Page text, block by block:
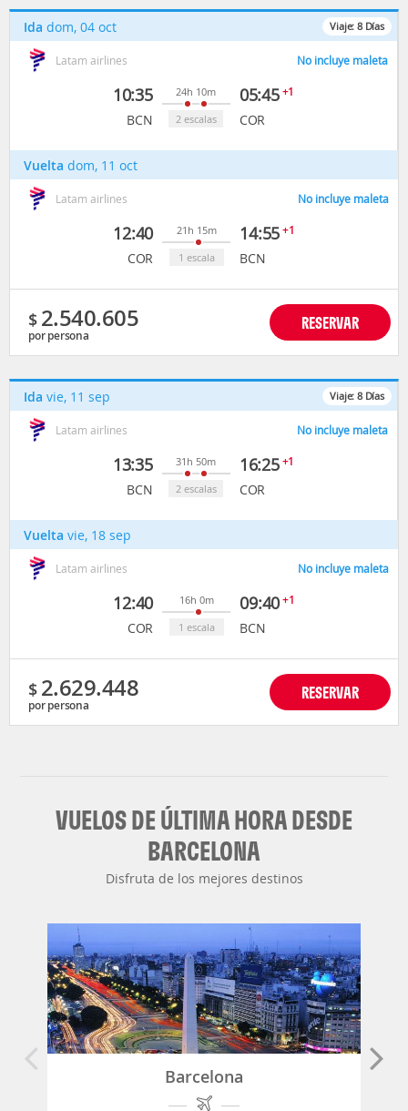
Viaje: 8 Días
Ida dom, 04 oct
Latam airlines No incluye maleta
10:35
BCN
24h 10m
2 escalas
05:45+1
COR
Vuelta dom, 11 oct
Latam airlines No incluye maleta
12:40
COR
21h 15m
1 escala
14:55+1
BCN
$ 2.540.605
por persona
RESERVAR
Viaje: 8 Días
Ida vie, 11 sep
Latam airlines No incluye maleta
13:35
BCN
31h 50m
2 escalas
16:25+1
COR
Vuelta vie, 18 sep
Latam airlines No incluye maleta
12:40
COR
16h 0m
1 escala
09:40+1
BCN
$ 2.629.448
por persona
RESERVAR
VUELOS DE ÚLTIMA HORA DESDE
BARCELONA
Disfruta de los mejores destinos
Barcelona